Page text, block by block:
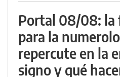
Portal 08/08: la
para la
repercute en la
signo y qué